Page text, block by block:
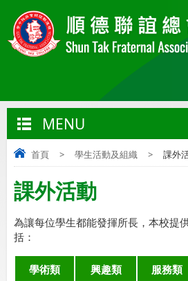
MENU
首頁 > 學生活動及組織 > 課外
課外活動
為讓每位學生都能發揮所長，本校提
括：
學術類 興趣類 服務類